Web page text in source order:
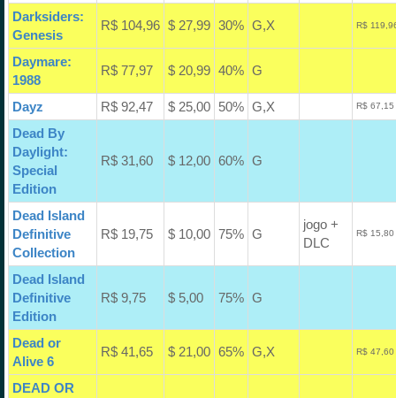
Darksiders:
Genesis
R$ 104,96 $ 27,99 30% G,X R$
Daymare:
1988
R$ 77,97 $ 20,99 40% G
Dayz R$ 92,47 $ 25,00 50% G,X R$
Dead By
Daylight:
Special
Edition
R$ 31,60 $ 12,00 60% G
Dead Island
Definitive
Collection
R$ 19,75 $ 10,00 75% G
jogo +
DLC
R$
Dead Island
Definitive
Edition
R$ 9,75 $ 5,00 75% G
Dead or
Alive 6
R$ 41,65 $ 21,00 65% G,X R$
DEAD OR